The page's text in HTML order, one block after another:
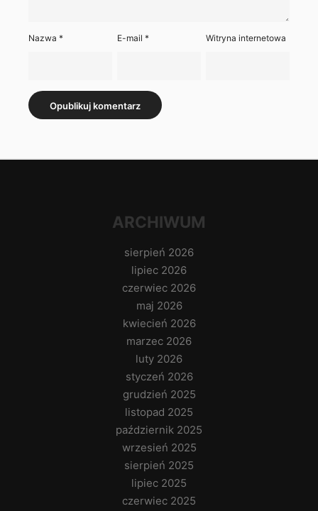
Nazwa * E-mail* Witryna internetowa
ARCHIWUM
sierpień 2026
lipiec 2026
czerwiec 2026
maj 2026
kwiecień 2026
marzec 2026
luty 2026
styczeń 2026
grudzień 2025
listopad 2025
październik 2025
wrzesień 2025
sierpień 2025
lipiec 2025
czerwiec 2025